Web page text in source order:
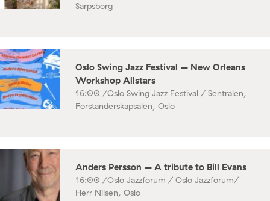
Sarpsborg
Oslo Swing Jazz Festival – New Orleans
Workshop Allstars
16:00 /Oslo Swing Jazz Festival / Sentralen,
Forstanderskapsalen, Oslo
Anders Persson – A tribute to Bill Evans
16:00 /Oslo Jazzforum / Oslo Jazzforum/
Herr Nilsen, Oslo